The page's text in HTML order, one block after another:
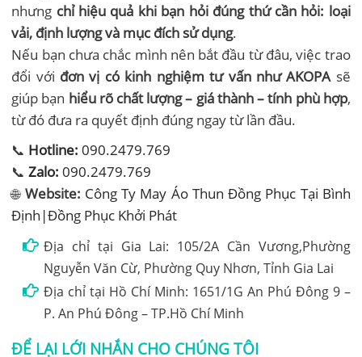
nhưng chỉ hiệu quả khi bạn hỏi đúng thứ cần hỏi: loại
vải, định lượng và mục đích sử dụng.
Nếu bạn chưa chắc mình nên bắt đầu từ đâu, việc trao
đổi với đơn vị có kinh nghiệm tư vấn như AKOPAsẽ
giúp bạn hiểu rõ chất lượng – giá thành – tính phù hợp,
từ đó đưa ra quyết định đúng ngay từ lần đầu.
📞 Hotline: 090.2479.769
📞Zalo: 090.2479.769
🌐 Website: Công Ty May Áo Thun Đồng Phục Tại Bình
Định|Đồng Phục Khởi Phát
Địa chỉ tại Gia Lai: 105/2A Cần Vương,Phường
Nguyễn Văn Cừ, Phường Quy Nhơn, Tỉnh Gia Lai
Địa chỉ tại Hồ Chí Minh: 1651/1G An Phú Đông 9 –
P. An Phú Đông – TP.Hồ Chí Minh
ĐỂ LẠI LỚI NHẮN CHO CHÚNG TÔI